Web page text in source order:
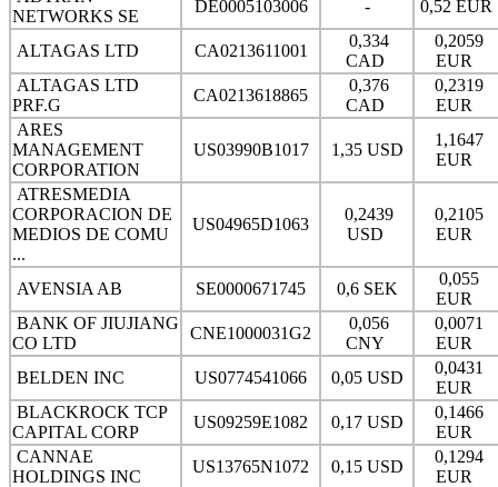
NETWORKS SE
DE0005103006 - 0,52 EUR
ALTAGAS LTD CA0213611001
0,334
CAD
0,2059
EUR
ALTAGAS LTD
PRF.G
CA0213618865
0,376
CAD
0,2319
EUR
ARES
MANAGEMENT
CORPORATION
US03990B1017 1,35 USD
1,1647
EUR
ATRESMEDIA
CORPORACION DE
MEDIOS DE COMU
...
US04965D1063
0,2439
USD
0,2105
EUR
AVENSIA AB SE0000671745 0,6 SEK
0,055
EUR
BANK OF JIUJIANG
CO LTD
CNE1000031G2
0,056
CNY
0,0071
EUR
BELDEN INC
US0774541066 0,05 USD
0,0431
EUR
BLACKROCK TCP
CAPITAL CORP
US09259E1082 0,17 USD
0,1466
EUR
CANNAE
HOLDINGS INC
US13765N1072 0,15 USD
0,1294
EUR